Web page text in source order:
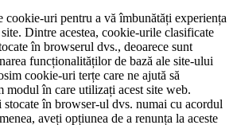
cookie-uri pentru a vă îmbunătăți experiența
Dintre acestea, cookie-urile clasificate
în browserul dvs., deoarece sunt
funcționalităților de bază ale site-ului
cookie-uri terțe care ne ajută să
modul în care utilizați acest site web.
în browser-ul dvs. numai cu acordul
aveți opțiunea de a renunța la aceste